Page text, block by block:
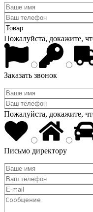
Пожалуйста, докажите,
Заказать звонок
Пожалуйста, докажите,
Письмо директору